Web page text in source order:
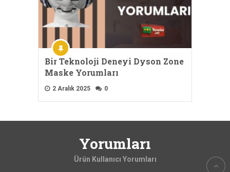
Bir Teknoloji Deneyi Dyson Zone
Maske Yorumları
2 Aralık 2025 0
Yorumları
Ürün Kullanıcı Yorumları